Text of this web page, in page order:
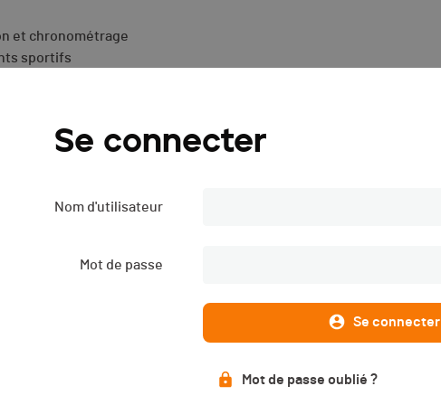
Se connecter
Nom d'utilisateur
Mot de passe
Se connecter
Mot de passe oublié ?
et chronométrage
sportifs
Trail - 2024
Description
L'événement s'est déroulé lesamedi 31.08.2024